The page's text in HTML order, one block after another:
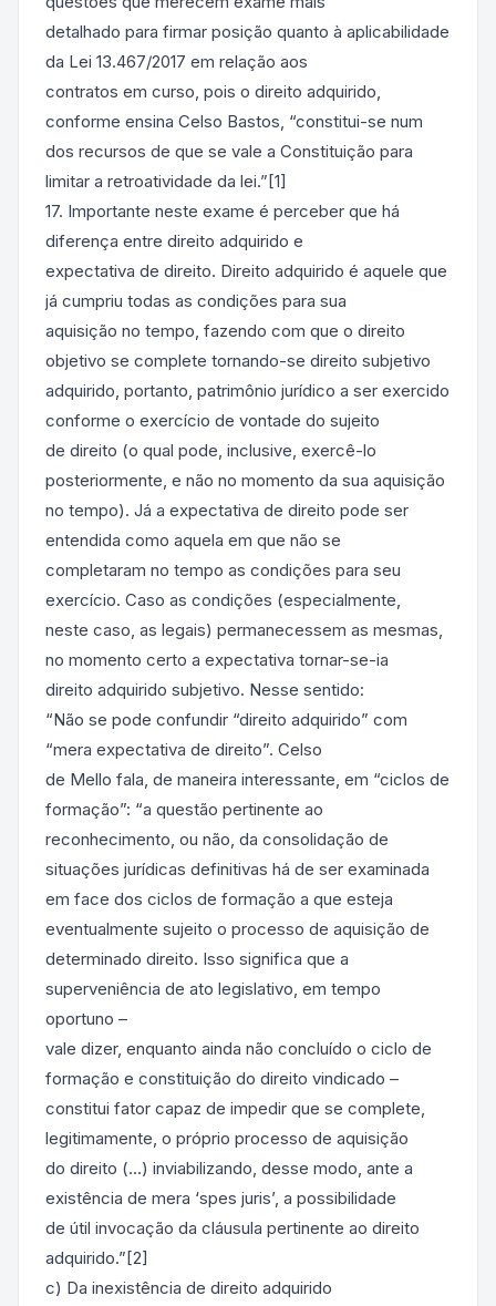
detalhado para firmar posição quanto à aplicabilidade
da Lei 13.467/2017 em relação aos
contratos em curso, pois o direito adquirido,
conforme ensina Celso Bastos, “constitui-se num
dos recursos de que se vale a Constituição para
limitar a retroatividade da lei.”[1]
17. Importante neste exame é perceber que há
diferença entre direito adquirido e
expectativa de direito. Direito adquirido é aquele que
já cumpriu todas as condições para sua
aquisição no tempo, fazendo com que o direito
objetivo se complete tornando-se direito subjetivo
adquirido, portanto, patrimônio jurídico a ser exercido
conforme o exercício de vontade do sujeito
de direito (o qual pode, inclusive, exercê-lo
posteriormente, e não no momento da sua aquisição
no tempo). Já a expectativa de direito pode ser
entendida como aquela em que não se
completaram no tempo as condições para seu
exercício. Caso as condições (especialmente,
neste caso, as legais) permanecessem as mesmas,
no momento certo a expectativa tornar-se-ia
direito adquirido subjetivo. Nesse sentido:
“Não se pode confundir “direito adquirido” com
“mera expectativa de direito”. Celso
de Mello fala, de maneira interessante, em “ciclos de
formação”: “a questão pertinente ao
reconhecimento, ou não, da consolidação de
situações jurídicas definitivas há de ser examinada
em face dos ciclos de formação a que esteja
eventualmente sujeito o processo de aquisição de
determinado direito. Isso significa que a
superveniência de ato legislativo, em tempo
oportuno –
vale dizer, enquanto ainda não concluído o ciclo de
formação e constituição do direito vindicado –
constitui fator capaz de impedir que se complete,
legitimamente, o próprio processo de aquisição
do direito (…) inviabilizando, desse modo, ante a
existência de mera ‘spes juris’, a possibilidade
de útil invocação da cláusula pertinente ao direito
adquirido.”[2]
c) Da inexistência de direito adquirido